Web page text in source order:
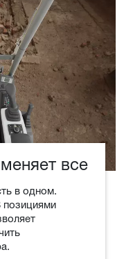
все
в одном.
позициями